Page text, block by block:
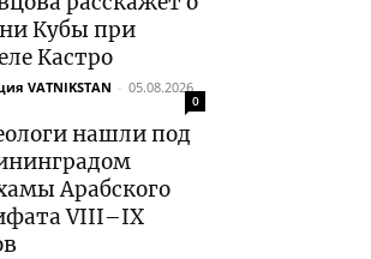
Кубы при
Кастро
VATNIKSTAN - 05.08.2026
0
нашли под
Арабского
VIII–IX